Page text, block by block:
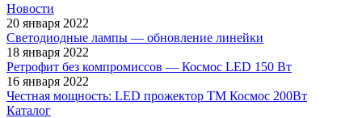
Новости
20 января 2022
Светодиодные лампы — обновление линейки
18 января 2022
Ретрофит без компромиссов — Космос LED 150 Вт
16 января 2022
Честная мощность: LED прожектор ТМ Космос 200Вт
Каталог